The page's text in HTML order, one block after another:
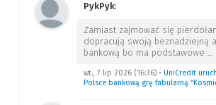
PykPyk:
Zamiast zajmować się
dopracują swoją beznadziejną
bankową bo ma podstawowe …
wt., 7 lip 2026 (16:36)• UniCredit
Polsce bankową grę fabularną